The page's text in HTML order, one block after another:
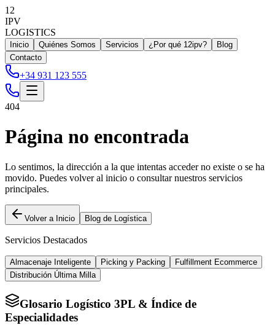
12
IPV
LOGISTICS
Inicio Quiénes Somos Servicios ¿Por qué 12ipv?
Blog
Contacto
+34 931 123 555
404
Página no encontrada
Lo sentimos, la dirección a la que intentas acceder no existe o se ha
movido. Puedes volver al inicio o consultar nuestros servicios
principales.
Volver a Inicio Blog de Logística
Servicios Destacados
Almacenaje Inteligente Picking y Packing
Fulfillment Ecommerce
Distribución Última Milla
Glosario Logístico 3PL & Índice de
Especialidades